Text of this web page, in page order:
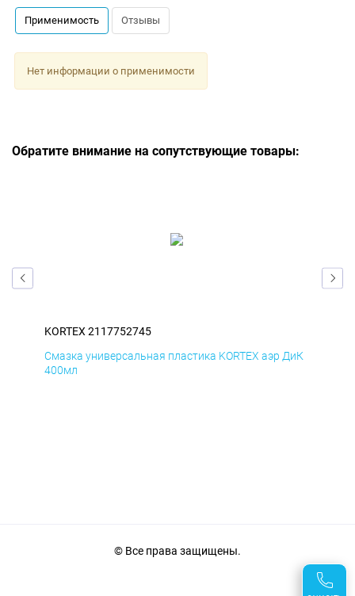
Применимость Отзывы
Нет информации о применимости
Обратите внимание на сопутствующие товары:
KORTEX 2117752745
Смазка универсальная пластика KORTEX аэр ДиК
400мл
© Все права защищены.